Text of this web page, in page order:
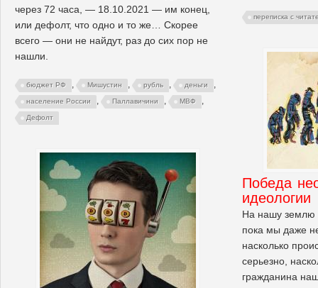
через 72 часа, — 18.10.2021 — им конец,
или дефолт, что одно и то же… Скорее
всего — они не найдут, раз до сих пор не
нашли.
бюджет РФ , Мишустин , рубль , деньги ,
население России , Паллавичини , МВФ ,
Дефолт
переписка с
Победа
идеологии
На нашу землю
пока мы даже
насколько
серьезно,
гражданина